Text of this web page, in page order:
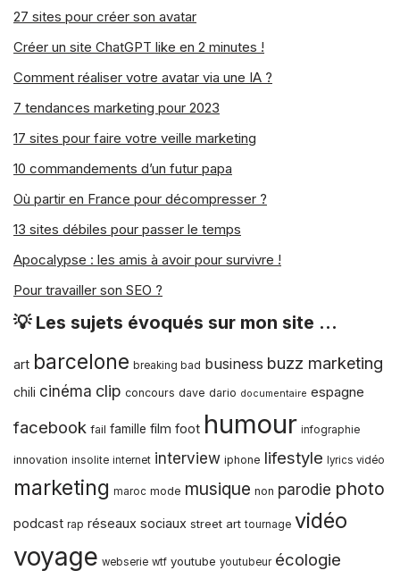
Parmi les dernières tendances en
matière de commerce électronique, on
peut citer le paiement par le biais de
nos appareils mobiles. Il en existe de
nombreuses typologies : le transfert
d’argent entre différents utilisateurs, le
magasins en ligne par le biais de cet
appareil ; ou les paiements mobiles au
NFC ou aux codes QR.
Monnaie virtuelle
Il ne s’agit pas d’une banque, d’une
société intermédiaire ou d’un fonds
commun de placement.Bitcoin est un
révolutionne l’Internet, puisqu’il est
utilisé exclusivement en ligne. Il peut
être utilisé pour effectuer tout type de
transaction, que ce soit pour payer un
pourenvoyer de l’argent en France
27 sites pour créer son avatar
Créer un site ChatGPT like en 2 minutes !
Comment réaliser votre avatar via une IA ?
7 tendances marketing pour 2023
17 sites pour faire votre veille marketing
10 commandements d’un futur papa
Où partir en France pour décompresser ?
13 sites débiles pour passer le temps
Apocalypse : les amis à avoir pour survivre !
Pour travailler son SEO ?
💡 Les sujets évoqués sur mon site …
art barcelone breaking bad business buzz marketing
chili cinéma clip concours dave dario documentaire espagne
facebook fail famille film foot humour infographie
innovation insolite internet interview iphone lifestyle lyrics vidéo
marketing maroc mode musique non parodie photo
podcast rap réseaux sociaux street art tournage vidéo
voyage webserie wtf youtube youtubeur écologie